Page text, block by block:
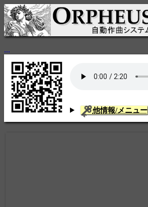
...
他情報/メニュー